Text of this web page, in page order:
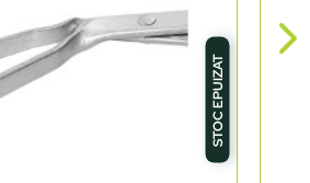
STOC EPUIZAT